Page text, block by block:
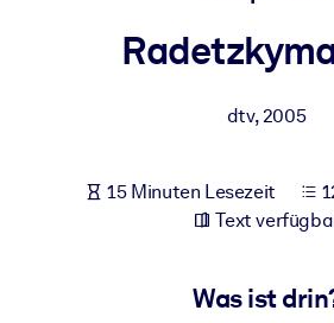
Bauen Sie eine gesunde und resiliente
Integrieren Sie kompaktes, verifiziertes
bessere Lernergebnisse.
Bereichern Sie Ihre
dtv,2005
15 Minuten Lesezeit
Text
Was ist